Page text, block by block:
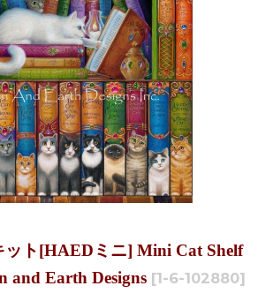
ット[HAEDミニ] Mini Cat Shelf
and Earth Designs [1-6-102880]